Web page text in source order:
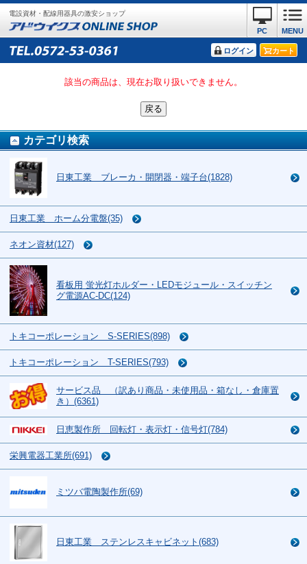
電設資材・配線用器具の激安ショップ
MENU
PC
ログイン カート
該当の商品は、現在お取り扱いできません。
カテゴリ検索
日東工業 ブレーカ・開閉器・端子台(1828)
日東工業 ホーム分電盤(35)
ネオン資材(127)
看板用 蛍光灯ホルダー・LEDモジュール・スイッチン
グ電源AC-DC(124)
トキコーポレーション S-SERIES(898)
トキコーポレーション T-SERIES(793)
サービス品 （訳あり商品・未使用品・箱なし・倉庫置
き）(6361)
日恵製作所 回転灯・表示灯・信号灯(784)
栄興電器工業所(691)
ミツバ電陶製作所(69)
日東工業 ステンレスキャビネット(683)